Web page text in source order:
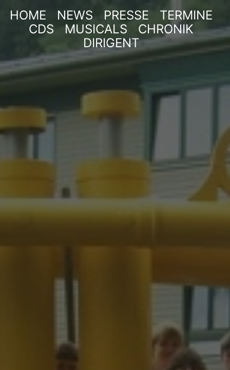
HOME NEWS PRESSE
TERMINE
CDS
MUSICALS
CHRONIK
DIRIGENT